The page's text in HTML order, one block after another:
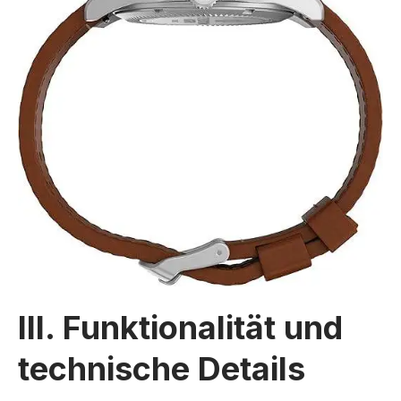
III. Funktionalität und
technische Details